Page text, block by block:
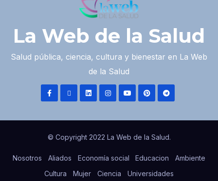
La Web de la Salud
Salud pública, ciencia, cultura y bienestar en La Web
de la Salud
© Copyright 2022 La Web de la Salud.
Nosotros Aliados Economía social Educacion
Ambiente
Cultura
Mujer Ciencia Universidades